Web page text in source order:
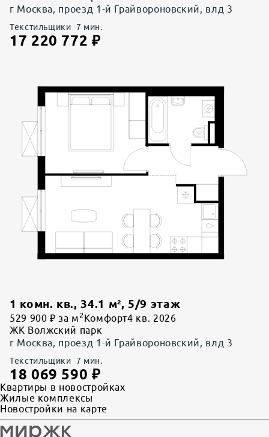
г Москва, проезд 1-й Грайвороновский, влд 3
Текстильщики 7 мин.
17 220 772 ₽
1 комн. кв., 34.1 м², 5/9 этаж
529 900 ₽ за м 2 Комфорт4 кв. 2026
ЖК Волжский парк
г Москва, проезд 1-й Грайвороновский, влд 3
Текстильщики 7 мин.
18 069 590 ₽
Квартиры в новостройках
Жилые комплексы
Новостройки на карте